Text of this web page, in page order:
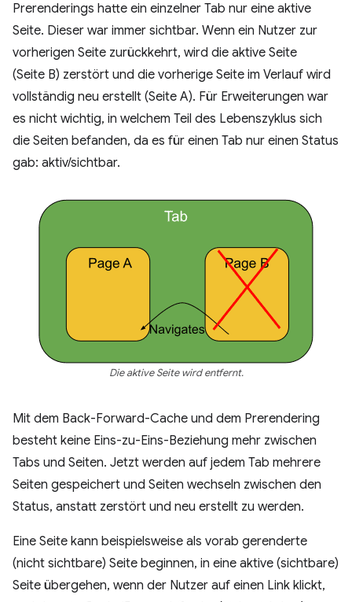
Prerenderings hatte ein einzelner Tab nur eine aktive
Seite. Dieser war immer sichtbar. Wenn ein Nutzer zur
vorherigen Seite zurückkehrt, wird die aktive Seite
(Seite B) zerstört und die vorherige Seite im Verlauf wird
vollständig neu erstellt (Seite A). Für Erweiterungen war
es nicht wichtig, in welchem Teil des Lebenszyklus sich
die Seiten befanden, da es für einen Tab nur einen Status
gab: aktiv/sichtbar.
Die aktive Seite wird entfernt.
Mit dem Back-Forward-Cache und dem Prerendering
besteht keine Eins-zu-Eins-Beziehung mehr zwischen
Tabs und Seiten. Jetzt werden auf jedem Tab mehrere
Seiten gespeichert und Seiten wechseln zwischen den
Status, anstatt zerstört und neu erstellt zu werden.
Eine Seite kann beispielsweise als vorab gerenderte
(nicht sichtbare) Seite beginnen, in eine aktive (sichtbare)
Seite übergehen, wenn der Nutzer auf einen Link klickt,